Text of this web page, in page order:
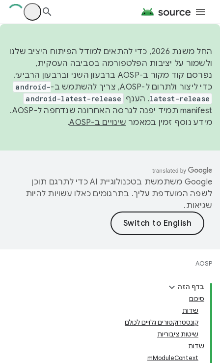
החל משנת 2026, כדי להתאים למודל הפיתוח היציב שלנו
ולשמור על יציבות הפלטפורמה בסביבה העסקית,
נפרסם קוד מקור ב-AOSP ברבעון השני וברבעון הרביעי.
כדי ליצור ולתרום ל-AOSP, צריך להשתמש ב-
android-
latest-release. הענף android-latest-release
manifest תמיד יפנה לגרסה האחרונה שנדחפה ל-AOSP.
מידע נוסף זמין במאמר שינויים ב-AOSP .
‫Google משתמשת בטכנולוגיית AI כדי לתרגם תוכן
לשפה המועדפת עליך. בתרגומים כאלו עשויות להיות
שגיאות.
AOSP
בדף הזה
סיכום
שדות
קונסטרוקטורים גלויים לכולם
שיטות ציבוריות
שדות
mModuleContext